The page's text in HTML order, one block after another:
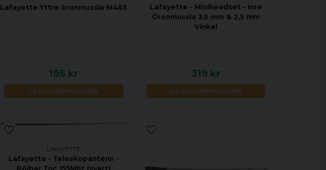
Lafayette Yttre öronmussla M4&5
195 kr
LÄGG I VARUKORGEN
Lafayette - Miniheadset - Inre
Öronmussla 3,5 mm & 2,5 mm
Vinkel
319 kr
LÄGG I VARUKORGEN
LAFAYETTE
Lafayette - Teleskopantenn -
Böjbar Tnc 155Mhz (svart)